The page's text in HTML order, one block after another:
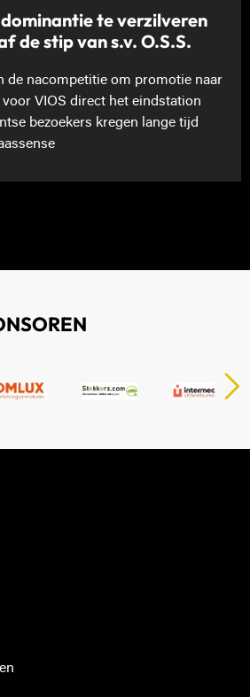
te verzilveren
de stip van s.v. O.S.S.
de nacompetitie om promotie naar
VIOS direct het eindstation
bezoekers kregen lange tijd